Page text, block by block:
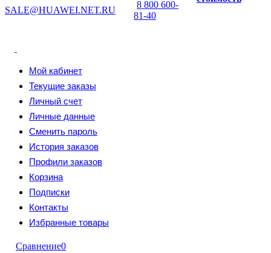
SALE@HUAWEI.NET.RU
8 800 600-
81-40
Мой кабинет
Текущие заказы
Личный счет
Личные данные
Сменить пароль
История заказов
Профили заказов
Корзина
Подписки
Контакты
Избранные товары
Сравнение0